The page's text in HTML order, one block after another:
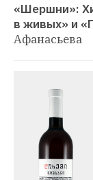
«Шершни»:
в живых» и
Афанасьева